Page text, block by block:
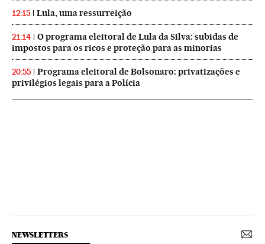
12:15 Lula, uma ressurreição
21:14
O programa eleitoral de Lula da Silva: subidas de
impostos para os ricos e proteção para as minorias
20:55
Programa eleitoral de Bolsonaro: privatizações e
privilégios legais para a Polícia
NEWSLETTERS